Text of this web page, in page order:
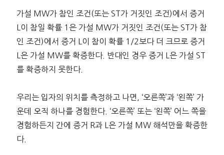
가설 MW가 참인 조건(또는 ST가 거짓인 조건)에서 증거
L이 참일 확률 1은 가설 MW가 거짓인 조건(또는 ST가 참
인 조건)에서 증거 L이 참이 확률 1/2보다 더 크므로 증거
L은 가설 MW를 확증한다. 반대인 경우 증거 L은 가설 ST
를 확증하지 못한다.
우리는 입자의 위치를 측정하고 나면, ‘오른쪽’과 ‘왼쪽’ 가
운데 오직 하나를 경험한다. ‘오른쪽’ 또는 ‘왼쪽’ 어느 쪽을
경험하든지 간에 증거 R과 L은 가설 MW 해석만을 확증한
다.